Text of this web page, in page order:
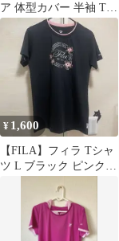
ア 体型カバー 半袖 Tシ
ャツ LL ピンク 水陸両
¥ 1,600
【FILA】フィラ Tシャ
ツ L ブラック ピンク